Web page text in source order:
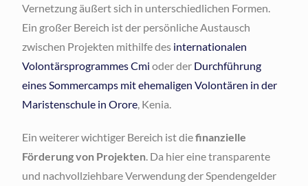
Vernetzung äußert sich in unterschiedlichen Formen.
Ein großer Bereich ist der persönliche Austausch
zwischen Projekten mithilfe des internationalen
Volontärsprogrammes Cmi oder der Durchführung
eines Sommercamps mit ehemaligen Volontären in der
Maristenschule in Orore , Kenia.
Ein weiterer wichtiger Bereich ist diefinanzielle
Förderung von Projekten . Da hier eine transparente
und nachvollziehbare Verwendung der Spendengelder